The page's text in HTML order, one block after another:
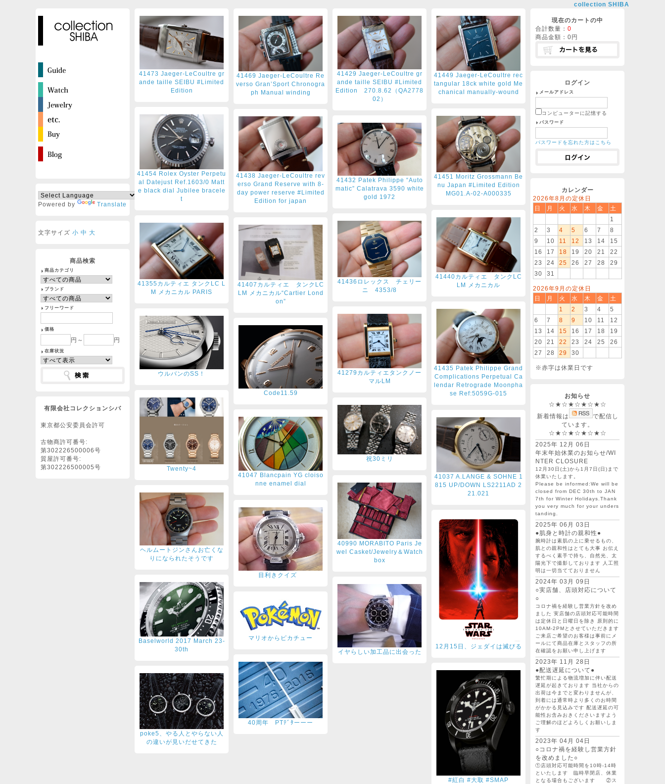
collection SHIBA
Powered by Translate
文字サイズ 小 中 大
商品検索
商品カテゴリ
ブランド
フリーワード
価格
円～ 円
在庫状況
有限会社コレクションシバ
東京都公安委員会許可
古物商許可番号:
第302226500006号
質屋許可番号:
第302226500005号
41473 Jaeger-LeCoultre gr
ande taille SEIBU #Limited
Edition
41469 Jaeger-LeCoultre Re
verso Gran’Sport Chronogra
ph Manual winding
41429 Jaeger-LeCoultre gr
ande taille SEIBU #Limited
Edition 270.8.62（QA2778
02）
41449 Jaeger-LeCoultre rec
tangular 18ck white gold Me
chanical manually-wound
41454 Rolex Oyster Perpetu
al Datejust Ref.1603/0 Matt
e black dial Jubilee bracele
t
41451 Moritz Grossmann Be
nu Japan #Limited Edition
MG01.A-02-A000335
41438 Jaeger-LeCoultre rev
erso Grand Reserve with 8-
day power reserve #Limited
Edition for japan
41432 Patek Philippe “Auto
matic” Calatrava 3590 white
gold 1972
41440カルティエ タンクLC
LM メカニカル
41436ロレックス チェリー
ニ 4353/8
41355カルティエ タンクLC L
M メカニカル PARIS
41407カルティエ タンクLC
LM メカニカル“Cartier Lond
on”
41435 Patek Philippe Grand
Complications Perpetual Ca
lendar Retrograde Moonpha
se Ref:5059G-015
41279カルティエタンクノー
マルLM
ウルバンのSS！
Code11.59
Twenty~4
祝30ミリ
41047 Blancpain YG cloiso
nne enamel dial
41037 A.LANGE & SOHNE 1
815 UP/DOWN LS2211AD 2
21.021
40990 MORABITO Paris Je
wel Casket/Jewelry＆Watch
box
ヘルムートジンさんお亡くな
りになられたそうです
目利きクイズ
12月15日、ジェダイは滅びる
Baselworld 2017 March 23-
30th
イヤらしい加工品に出会った
マリオからピカチュー
40周年 PTﾃﾞﾀーーー
#紅白 #大取 #SMAP
poke5、やる人とやらない人
の違いが見いだせてきた
現在のカートの中
合計数量： 0
商品金額： 0円
ログイン
メールアドレス
コンピューターに記憶する
パスワード
パスワードを忘れた方はこちら
カレンダー
2026年8月の定休日
日
月 火 水 木 金
土
1
2
3 4 5 6 7
8
9
10 11 12 13 14
15
16
17 18 19 20 21
22
23
24 25 26 27 28
29
30
31
2026年9月の定休日
日
月 火 水 木 金
土
1
2 3 4
5
6
7 8 9 10 11
12
13
14 15 16 17 18
19
20
21 22 23 24 25
26
27
28 29 30
※赤字は休業日です
お知らせ
☆★☆★☆★☆★☆
新着情報は
で配信し
ています。
☆★☆★☆★☆★☆
2025年 12月 06日
年末年始休業のお知らせ/WI
NTER CLOSURE
12月30日(土)から1月7日(日)まで
休業いたします。
Please be informed:We will be
closed from DEC 30th to JAN
7th for Winter Holidays.Thank
you very much for your unders
tanding.
2025年 06月 03日
●肌身と時計の親和性●
腕時計は素肌の上に乗せるもの、
肌との親和性はとても大事 お伝え
するべく素手で持ち、自然光、太
陽光下で撮影しております 人工照
明は一切当てておりません
2024年 03月 09日
○実店舗、店頭対応について
○
コロナ禍を経験し営業方針を改め
ました 実店舗の店頭対応可能時間
は定休日と日曜日を除き 原則的に
10AM-2PMとさせていただきます
ご来店ご希望のお客様は事前にメ
ールにて商品在庫とスタッフの所
在確認をお願い申し上げます
2023年 11月 28日
●配送遅延について●
繁忙期による物流増加に伴い配送
遅延が起きております 当社からの
出荷は今までと変わりませんが、
到着には通常時より多くのお時間
がかかる見込みです 配送遅延の可
能性お含みおきくださいますよう
ご理解のほどよろしくお願いしま
す
2023年 04月 04日
○コロナ禍を経験し営業方針
を改めました○
①店頭対応可能時間を10時-14時
といたします 臨時早閉店、休業
となる場合もございます ②ス